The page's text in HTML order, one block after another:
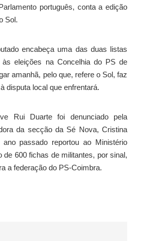
português, conta a edição
Sol.
encabeça uma das duas listas
eleições na Concelhia do PS de
amanhã, pelo que, refere o Sol, faz
disputa local que enfrentará.
Rui Duarte foi denunciado pela
da secção da Sé Nova, Cristina
passado reportou ao Ministério
de 600 fichas de militantes, por sinal,
a federação do PS-Coimbra.